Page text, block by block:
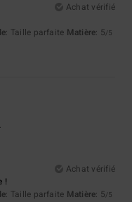
Achat vérifié
: Taille parfaite Matière: 5/5
Achat vérifié
!
: Taille parfaite Matière: 5/5